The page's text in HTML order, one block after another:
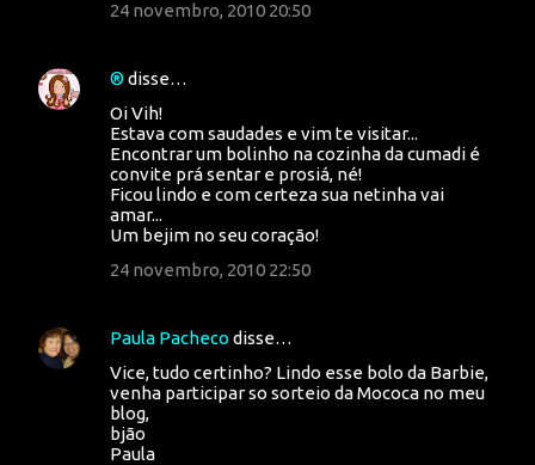
24 novembro, 2010 20:50
®disse…
Oi Vih!
Estava com saudades e vim te visitar...
Encontrar um bolinho na cozinha da cumadi é
convite prá sentar e prosiá, né!
Ficou lindo e com certeza sua netinha vai
amar...
Um bejim no seu coração!
24 novembro, 2010 22:50
Paula Pacheco disse…
Vice, tudo certinho? Lindo esse bolo da Barbie,
venha participar so sorteio da Mococa no meu
blog,
bjão
Paula